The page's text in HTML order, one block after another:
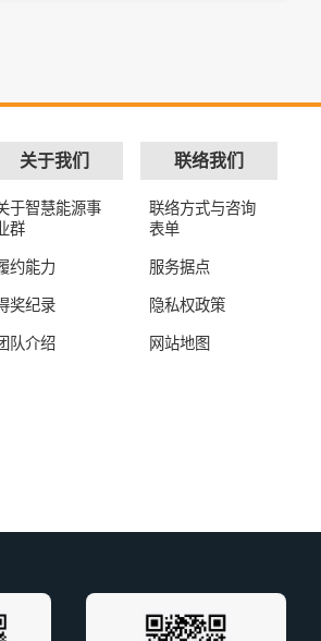
关于我们
于智慧能源事
群
约能力
奖纪录
队介绍
联络我们
联络方式与咨询
表单
服务据点
隐私权政策
网站地图